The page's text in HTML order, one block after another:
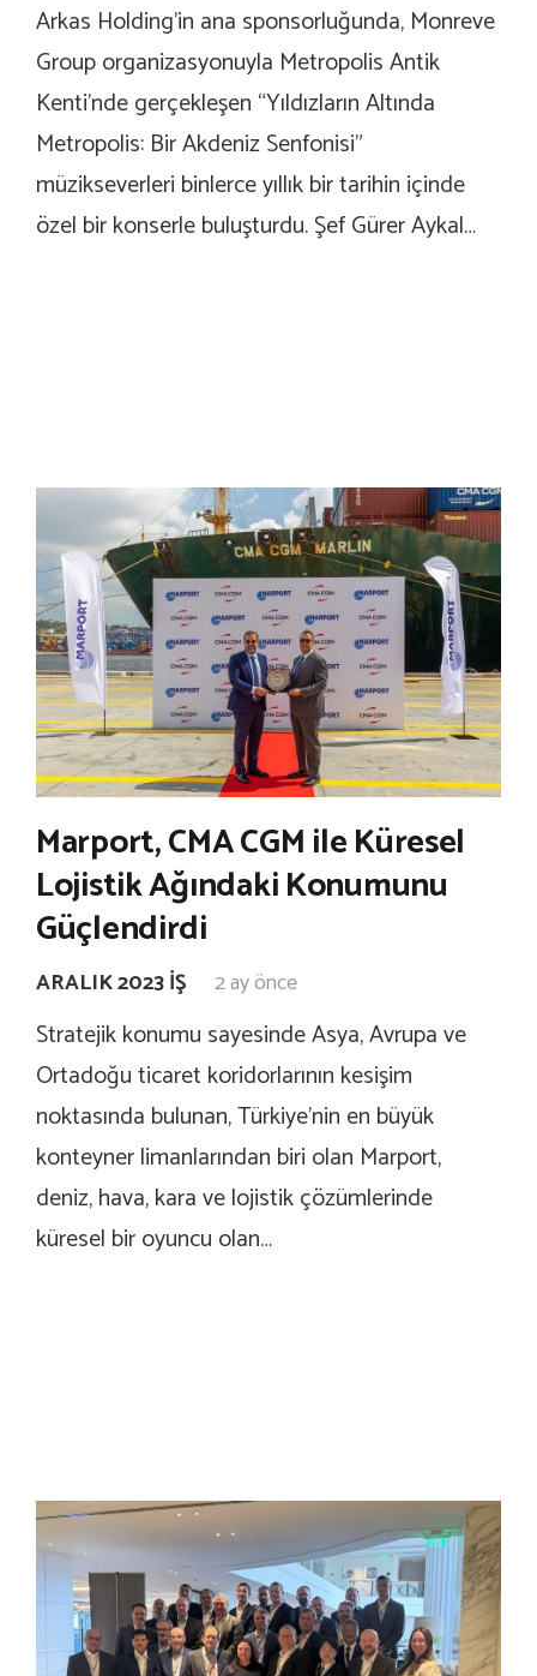
Arkas Holding’in ana sponsorluğunda, Monreve
Group organizasyonuyla Metropolis Antik
Kenti’nde gerçekleşen “Yıldızların Altında
Metropolis: Bir Akdeniz Senfonisi”
müzikseverleri binlerce yıllık bir tarihin içinde
özel bir konserle buluşturdu. Şef Gürer Aykal…
Marport, CMA CGM ile Küresel
Lojistik Ağındaki Konumunu
Güçlendirdi
ARALIK 2023 İŞ 2 ay önce
Stratejik konumu sayesinde Asya, Avrupa ve
Ortadoğu ticaret koridorlarının kesişim
noktasında bulunan, Türkiye’nin en büyük
konteyner limanlarından biri olan Marport,
deniz, hava, kara ve lojistik çözümlerinde
küresel bir oyuncu olan…